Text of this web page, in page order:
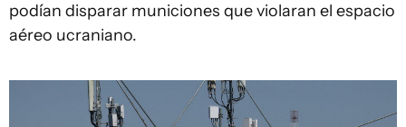
podían disparar municiones que violaran el espacio
aéreo ucraniano.